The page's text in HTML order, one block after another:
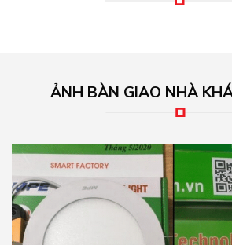
MPE chính hãng tại
Phân phối MPE – Đại lý phân phối đèn led
MPE chính hãng tại TPHCM Các thiết bị
thương hiệu MPE hiện nay là những sản
nhiều khách hàng lựa